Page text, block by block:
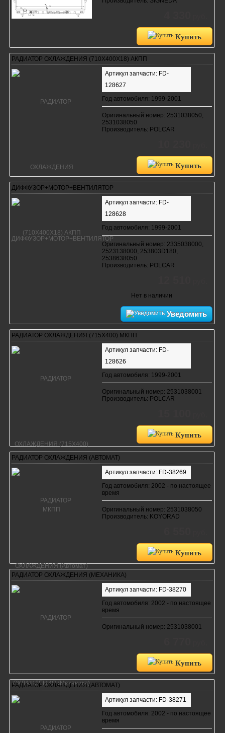
Купить
РАДИАТОР ОХЛАЖДЕНИЯ (710Х400Х18) АКПП
Артикул запчасти: FD-
128627
Год автомобиля: 1999-2001
Оригинальный номер: 2531038050,
2531038050
Производитель: POLCAR
Купить
ДИФФУЗОР+МОТОР+ВЕНТИЛЯТОР
Артикул запчасти: FD-
128628
Год автомобиля: 1999-2001
Оригинальный номер: 2335038000,
2523138000, 253803D180,
2538638050
Производитель: POLCAR
Нет в наличии
Уведомить
РАДИАТОР ОХЛАЖДЕНИЯ (715Х400) МКПП
Артикул запчасти: FD-
128626
Год автомобиля: 1999-2001
Оригинальный номер: 2531038001
Производитель: POLCAR
Купить
РАДИАТОР ОХЛАЖДЕНИЯ (АВТОМАТ)
Артикул запчасти: FD-38269
Год автомобиля: 2002 - по настоящее
время
Оригинальный номер: 2531038050
Производитель: KOYORAD
Купить
РАДИАТОР ОХЛАЖДЕНИЯ (МЕХАНИКА)
Артикул запчасти: FD-38270
Год автомобиля: 2002 - по настоящее
время
Оригинальный номер: 2531038001
Купить
РАДИАТОР ОХЛАЖДЕНИЯ (АВТОМАТ)
Артикул запчасти: FD-38271
Год автомобиля: 2002 - по настоящее
время